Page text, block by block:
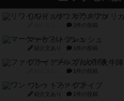
リワイルド：サウスアメリカ
2件の投稿
マーケットフレッシュ
紹介文あり 1件の投稿
ファイアー・ブルズ / 火牛陣
1件の投稿
ワン・トゥ・ファイブ
紹介文あり 1件の投稿